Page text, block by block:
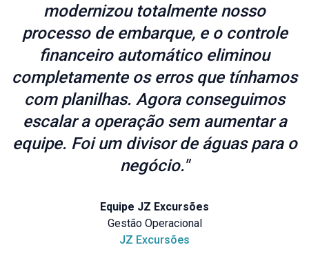
modernizou totalmente nosso
processo de embarque, e o controle
financeiro automático eliminou
completamente os erros que tínhamos
com planilhas. Agora conseguimos
escalar a operação sem aumentar a
equipe. Foi um divisor de águas para o
negócio."
Equipe JZ Excursões
Gestão Operacional
JZ Excursões